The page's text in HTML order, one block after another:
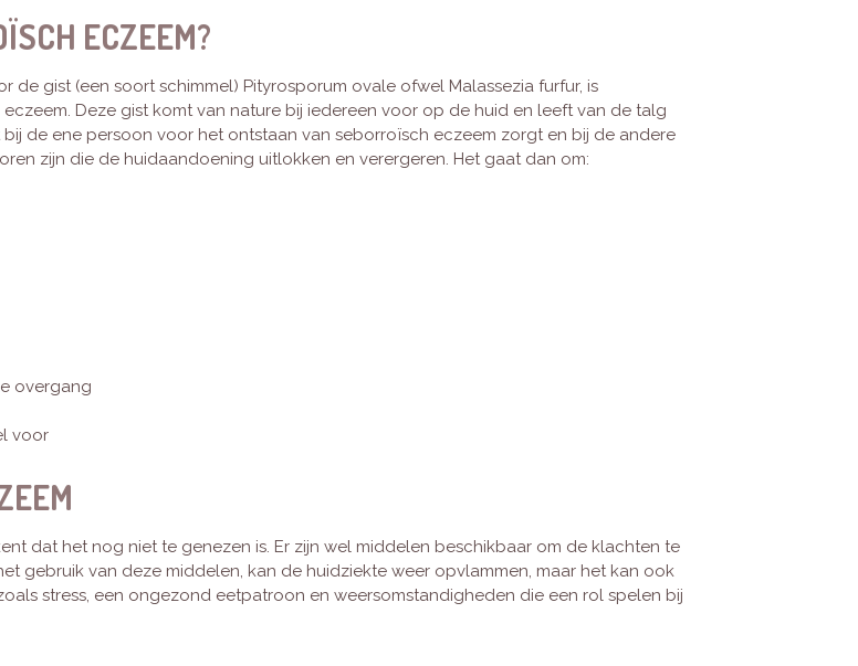
ECZEEM?
gist (een soort schimmel) Pityrosporum ovale ofwel Malassezia furfur, is
Deze gist komt van nature bij iedereen voor op de huid en leeft van de talg
de ene persoon voor het ontstaan van seborroïsch eczeem zorgt en bij de andere
zijn die de huidaandoening uitlokken en verergeren. Het gaat dan om:
overgang
voor
dat het nog niet te genezen is. Er zijn wel middelen beschikbaar om de klachten te
gebruik van deze middelen, kan de huidziekte weer opvlammen, maar het kan ook
stress, een ongezond eetpatroon en weersomstandigheden die een rol spelen bij